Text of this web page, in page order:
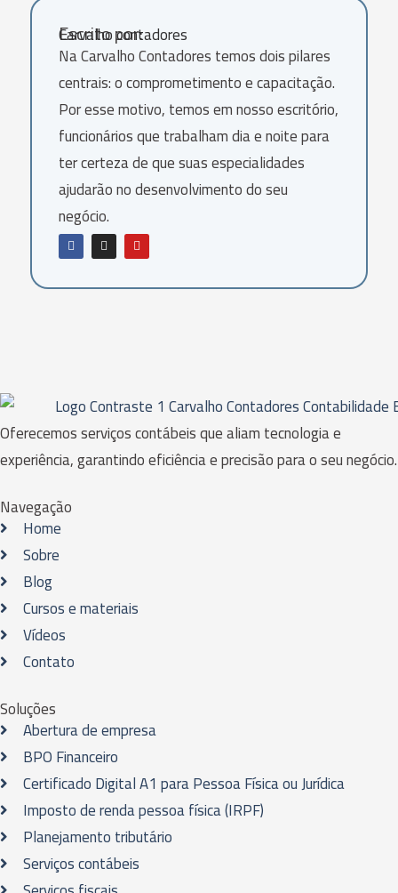
Escrito por:
Carvalho contadores
Na Carvalho Contadores temos dois pilares
centrais: o comprometimento e capacitação.
Por esse motivo, temos em nosso escritório,
funcionários que trabalham dia e noite para
ter certeza de que suas especialidades
ajudarão no desenvolvimento do seu
negócio.
Oferecemos serviços contábeis que aliam tecnologia e
experiência, garantindo eficiência e precisão para o seu negócio.
Navegação
Home
Sobre
Blog
Cursos e materiais
Vídeos
Contato
Soluções
Abertura de empresa
BPO Financeiro
Certificado Digital A1 para Pessoa Física ou Jurídica
Imposto de renda pessoa física (IRPF)
Planejamento tributário
Serviços contábeis